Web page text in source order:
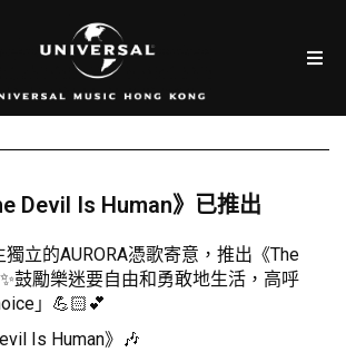
Devil Is Human》已推出
立的AURORA憑歌寄意，推出《The
鼓勵樂迷要自由和勇敢地生活，高呼
」💪🏻💕
Is Human》🎶